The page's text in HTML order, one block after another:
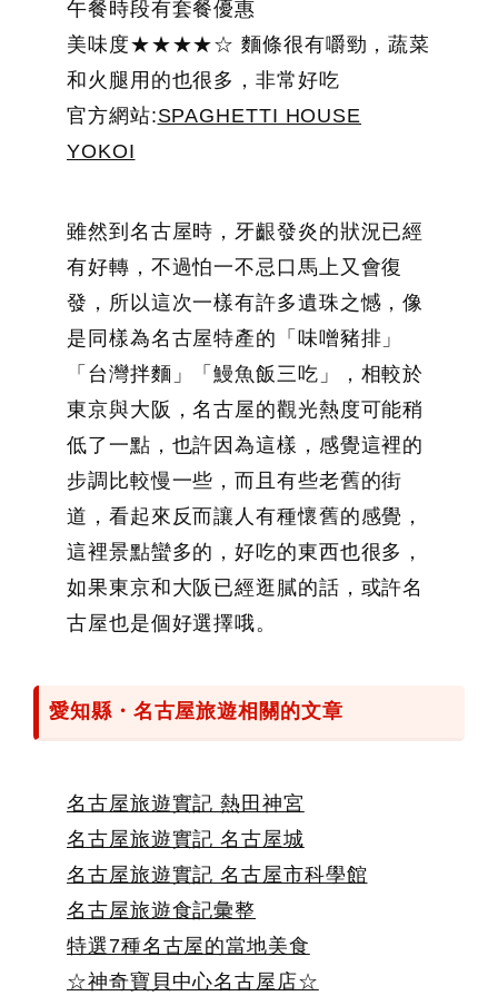
午餐時段有套餐優惠
美味度★★★★☆ 麵條很有嚼勁，蔬菜
和火腿用的也很多，非常好吃
官方網站:SPAGHETTI HOUSE
YOKOI
雖然到名古屋時，牙齦發炎的狀況已經
有好轉，不過怕一不忌口馬上又會復
發，所以這次一樣有許多遺珠之憾，像
是同樣為名古屋特產的「味噌豬排」
「台灣拌麵」「鰻魚飯三吃」，相較於
東京與大阪，名古屋的觀光熱度可能稍
低了一點，也許因為這樣，感覺這裡的
步調比較慢一些，而且有些老舊的街
道，看起來反而讓人有種懷舊的感覺，
這裡景點蠻多的，好吃的東西也很多，
如果東京和大阪已經逛膩的話，或許名
古屋也是個好選擇哦。
愛知縣・名古屋旅遊相關的文章
名古屋旅遊實記 熱田神宮
名古屋旅遊實記 名古屋城
名古屋旅遊實記 名古屋市科學館
名古屋旅遊食記彙整
特選7種名古屋的當地美食
☆神奇寶貝中心名古屋店☆